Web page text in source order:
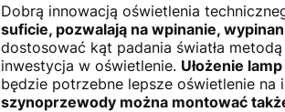
Dobrą innowacją oświetlenia
suficie, pozwalają na wpinanie,
dostosować kąt padania światła
inwestycja w oświetlenie. Ułożenie
będzie potrzebne lepsze oświetlenie na
szynoprzewody można montować